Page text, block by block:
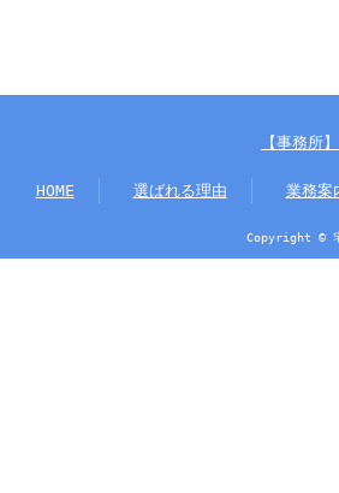
【事務所
HOME 選ばれる理由 業務案
Copyright ©